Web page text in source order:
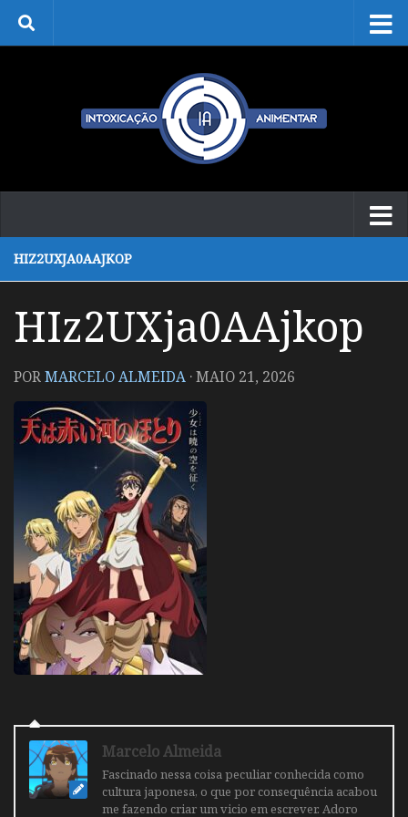
Skip to content
HIZ2UXJA0AAJKOP
HIz2UXja0AAjkop
PORMARCELO ALMEIDA ·MAIO 21, 2026
Marcelo Almeida
Fascinado nessa coisa peculiar conhecida como
cultura japonesa, o que por consequência acabou
me fazendo criar um vicio em escrever. Adoro